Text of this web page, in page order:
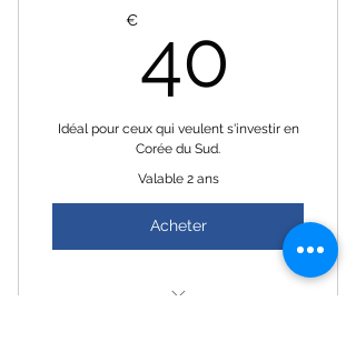
€40
Idéal pour ceux qui veulent s'investir en
Corée du Sud.
Valable 2 ans
Acheter